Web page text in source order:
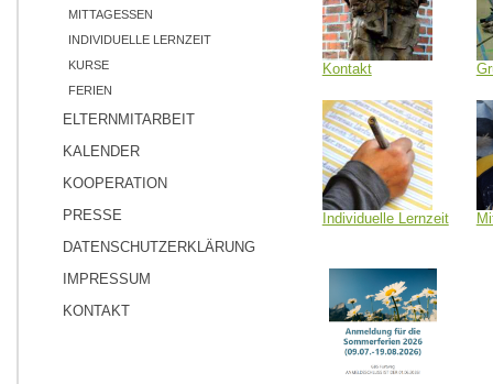
MITTAGESSEN
INDIVIDUELLE LERNZEIT
KURSE
FERIEN
ELTERNMITARBEIT
KALENDER
KOOPERATION
PRESSE
DATENSCHUTZERKLÄRUNG
IMPRESSUM
KONTAKT
Kontakt
Individuelle Lernzeit